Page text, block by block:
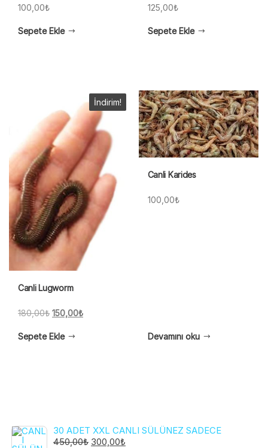
100,00₺
Sepete Ekle
125,00₺
Sepete Ekle
İndirim!
Canli Lugworm
180,00₺ Orijinal
180,00₺.
150,00₺Şu
Sepete Ekle
Canli Karides
100,00₺
Devamını oku
30 ADET XXL CANLI SÜLÜNEZ SADECE
450,00₺ ORIJINAL
300,00₺